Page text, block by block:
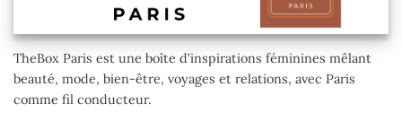
TheBox Paris est une boîte d’inspirations féminines mêlant
beauté, mode, bien-être, voyages et relations, avec Paris
comme fil conducteur.